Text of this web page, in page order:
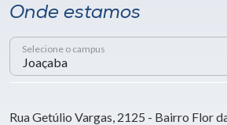
Onde estamos
Selecione o campus
Rua Getúlio Vargas, 2125 - Bairro Flor